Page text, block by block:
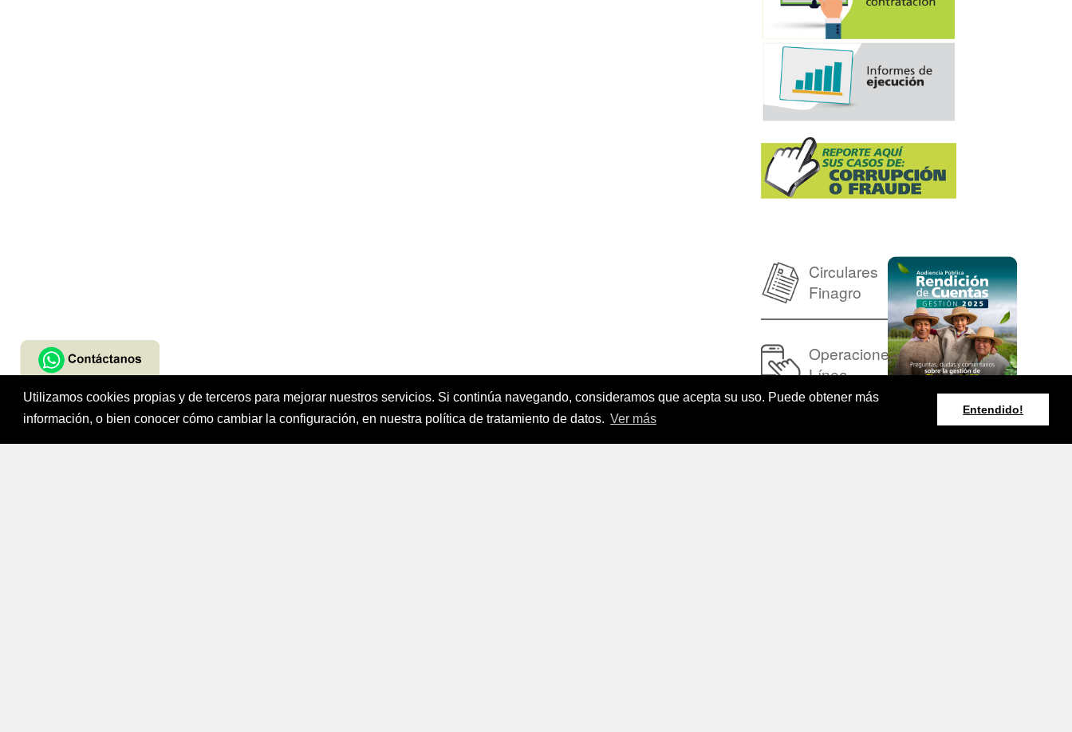
Utilizamos cookies propias y de terceros para mejorar nuestros servicios. Si continúa navegando, consideramos que acepta su uso. Puede obtener más
información, o bien conocer cómo cambiar la configuración, en nuestra política de tratamiento de datos. Ver más
Entendido!
Circulares
Finagro
Operaciones en
Línea
Fondo para el Financiamiento del Sector AgropecuarioFINAGRO.